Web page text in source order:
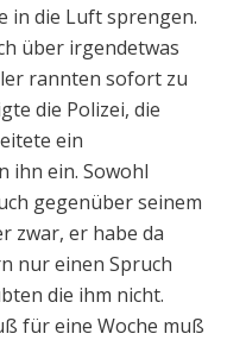
in die Luft sprengen.
über irgendetwas
rannten sofort zu
die Polizei, die
ein
ihn ein. Sowohl
gegenüber seinem
zwar, er habe da
nur einen Spruch
die ihm nicht.
für eine Woche muß